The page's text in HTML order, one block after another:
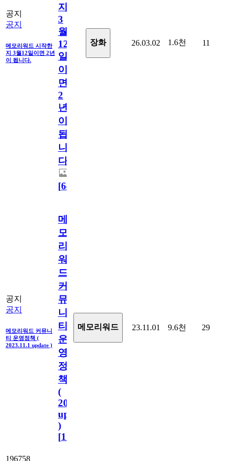
공지
공지
메모리워드 시작한
지 3월12일이면 2년
이 됩니다.
지
3
월
12
일
이
면
2
년
이
됩
니
다.
[64
장화 26.03.02 1.6천 11
공지
공지
메모리워드 커뮤니
티 운영정책 (
2023.11.1 update )
메
모
리
워
드
커
뮤
니
티
운
영
정
책
(
2023.11.1
update
)
[110
메모리워드 23.11.01 9.6천 29
196758